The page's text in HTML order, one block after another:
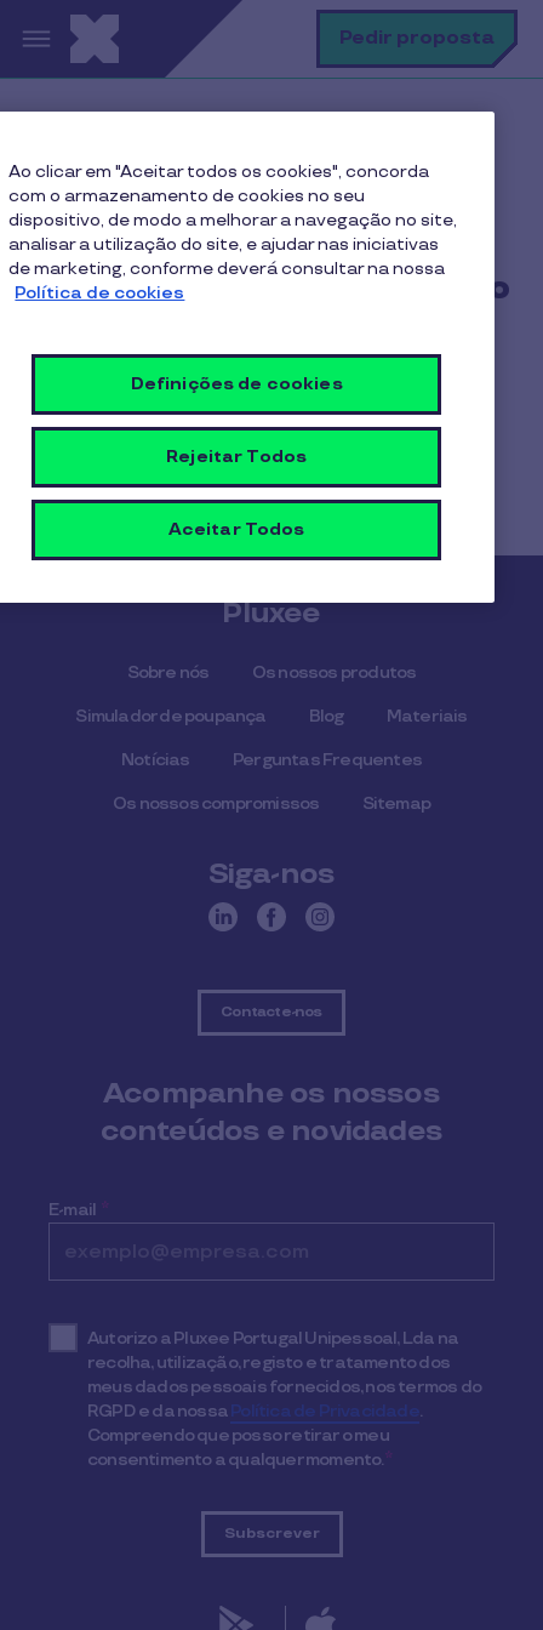
Passar para o conteúdo principalPedir proposta
Como pedir a substituição de um cartão?
Como pedir a substituição
feito com toda a comodidade através do Portal
Pluxee
Sobre nós Os nossos produtos
Simulador de poupança Blog Materiais
Notícias Perguntas Frequentes
Os nossos compromissos Sitemap
Siga-nos
Contacte-nos
Acompanhe os nossos
conteúdos e novidades
E-mail *
Autorizo a Pluxee Portugal Unipessoal, Lda na
recolha, utilização, registo e tratamento dos
meus dados pessoais fornecidos, nos termos do
RGPD e da nossaPolítica de Privacidade.
Compreendo que posso retirar o meu
consentimento a qualquer momento.*
Ao clicar em "Aceitar todos os cookies", concorda
com o armazenamento de cookies no seu
dispositivo, de modo a melhorar a navegação no site,
analisar a utilização do site, e ajudar nas iniciativas
de marketing, conforme deverá consultar na nossa
Política de cookies
Definições de cookies
Rejeitar Todos
Aceitar Todos